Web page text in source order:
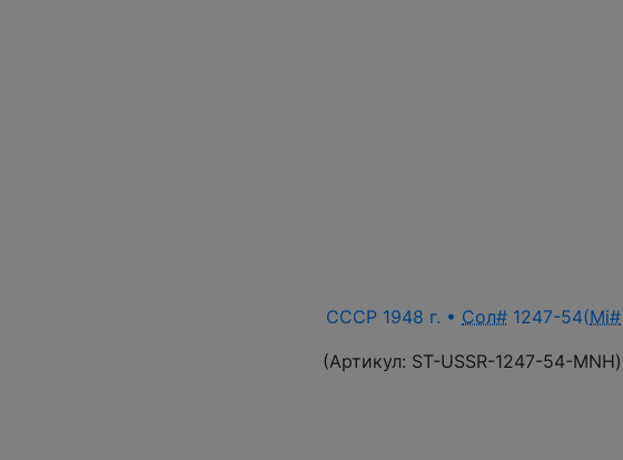
СССР 1948 г. • Сол# 1247-54(Mi#
(Артикул: ST-USSR-1247-54-MNH)